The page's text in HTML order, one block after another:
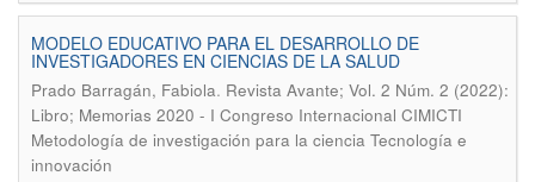
MODELO EDUCATIVO PARA EL DESARROLLO DE
INVESTIGADORES EN CIENCIAS DE LA SALUD
Prado Barragán, Fabiola. Revista Avante; Vol. 2 Núm. 2 (2022):
Libro; Memorias 2020 - I Congreso Internacional CIMICTI
Metodología de investigación para la ciencia Tecnología e
innovación